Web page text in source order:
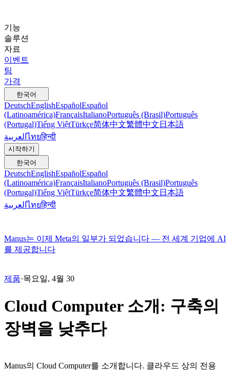
기능
솔루션
자료
이벤트
팀
가격
한국어
DeutschEnglishEspañolEspañol
(Latinoamérica)FrançaisItalianoPortuguês (Brasil)Português
(Portugal)Tiếng ViệtTürkçe简体中文繁體中文 日本語
العربيةไทยहिन्दी
시작하기
한국어
DeutschEnglishEspañolEspañol
(Latinoamérica)FrançaisItalianoPortuguês (Brasil)Português
(Portugal)Tiếng ViệtTürkçe简体中文繁體中文 日本語
العربيةไทยहिन्दी
Manus는 이제 Meta의 일부가 되었습니다 — 전 세계 기업에 AI
를 제공합니다
제품·목요일, 4월 30
Cloud Computer 소개: 구축의
장벽을 낮추다
Manus의 Cloud Computer를 소개합니다. 클라우드 상의 전용